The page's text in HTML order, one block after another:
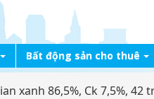
Bất động sản cho thuê
xanh 86,5%, Ck 7,5%, 42